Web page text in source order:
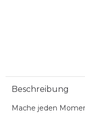
Beschreibung
Mache jeden